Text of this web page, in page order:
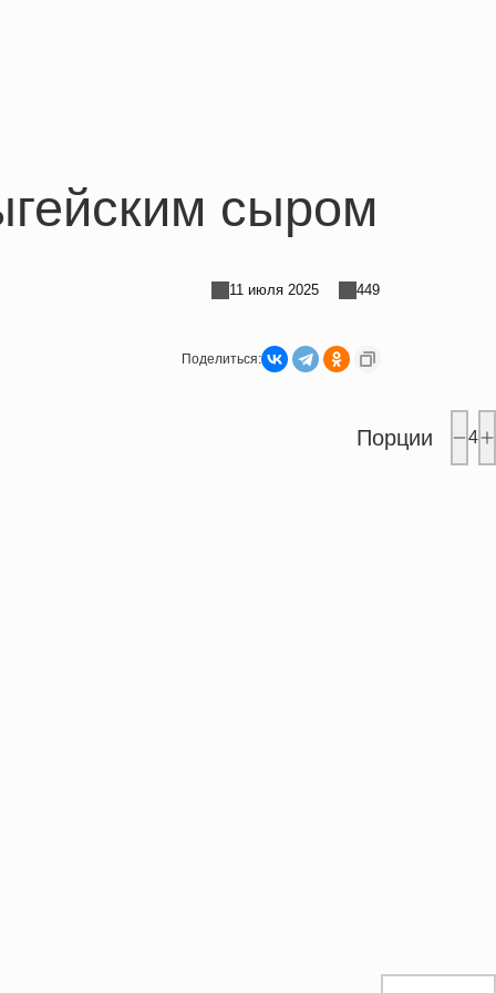
сыром
11 июля 2025 449
Поделиться:
Порции 4